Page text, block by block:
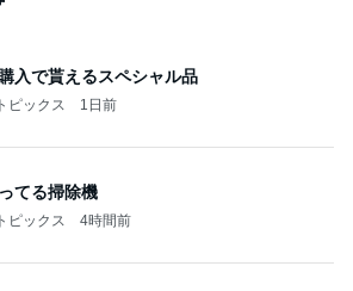
入で貰えるスペシャル品
ピックス 1日前
てる掃除機
ピックス 4時間前